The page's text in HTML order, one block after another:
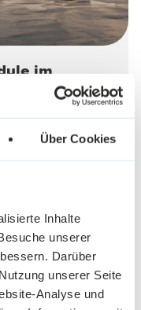
Über Cookies
Inhalte
unserer
Darüber
unserer Seite
Analyse und
im
Kosten?